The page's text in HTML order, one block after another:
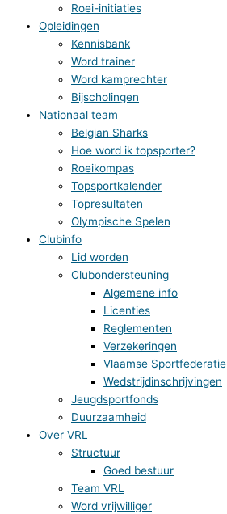
Roei-initiaties
Opleidingen
Kennisbank
Word trainer
Word kamprechter
Bijscholingen
Nationaal team
Belgian Sharks
Hoe word ik topsporter?
Roeikompas
Topsportkalender
Topresultaten
Olympische Spelen
Clubinfo
Lid worden
Clubondersteuning
Algemene info
Licenties
Reglementen
Verzekeringen
Vlaamse Sportfederatie
Wedstrijdinschrijvingen
Jeugdsportfonds
Duurzaamheid
Over VRL
Structuur
Goed bestuur
Team VRL
Word vrijwilliger